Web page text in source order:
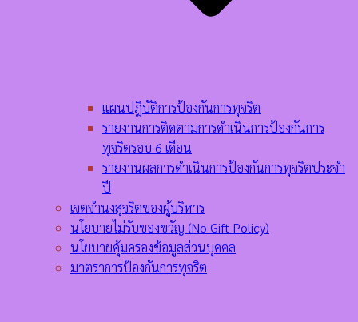
แผนปฎิบัติการป้องกันการทุจริต
รายงานการติดตามการดำเนินการป้องกันการ
ทุจริตรอบ 6 เดือน
รายงานผลการดำเนินการป้องกันการทุจริตประจำ
ปี
เจตจำนงสุจริตของผู้บริหาร
นโยบายไม่รับของขวัญ (No Gift Policy)
นโยบายคุ้มครองข้อมูลส่วนบุคคล
มาตราการป้องกันการทุจริต